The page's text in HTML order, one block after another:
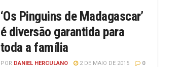
‘Os Pinguins de Madagascar’
é diversão garantida para
toda a família
POR DANIEL HERCULANO 2 DE MAIO DE 2015 0